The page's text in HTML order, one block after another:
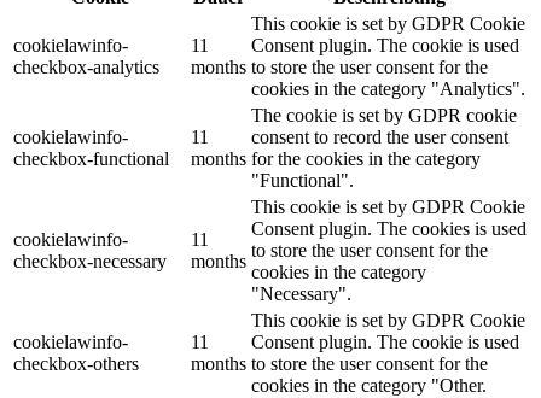
cookielawinfo-
checkbox-analytics
11
months
This cookie is set by GDPR Cookie
Consent plugin. The cookie is used
to store the user consent for the
cookies in the category "Analytics".
cookielawinfo-
checkbox-functional
11
months
The cookie is set by GDPR cookie
consent to record the user consent
for the cookies in the category
"Functional".
cookielawinfo-
checkbox-necessary
11
months
This cookie is set by GDPR Cookie
Consent plugin. The cookies is used
to store the user consent for the
cookies in the category
"Necessary".
cookielawinfo-
checkbox-others
11
months
This cookie is set by GDPR Cookie
Consent plugin. The cookie is used
to store the user consent for the
cookies in the category "Other.